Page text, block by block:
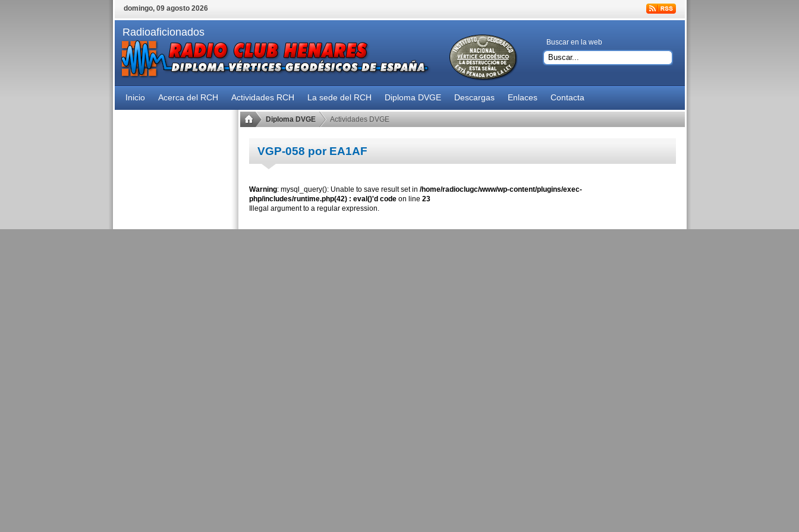
domingo, 09 agosto 2026
Radioaficionados
Buscar en la web
Inicio Acerca del RCH Actividades RCH La sede del RCH Diploma DVGE Descargas Enlaces Contacta
Diploma DVGE Actividades DVGE
VGP-058 por EA1AF
Warning: mysql_query(): Unable to save result set in /home/radioclugc/www/wp-content/plugins/exec-
php/includes/runtime.php(42) : eval()'d codeon line 23
Illegal argument to a regular expression.